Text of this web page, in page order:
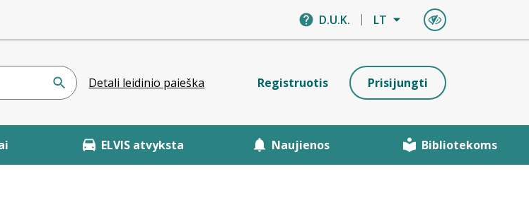
D.U.K. LT
Detali leidinio paieška Registruotis Prisijungti
ELVIS atvyksta Naujienos Bibliotekoms